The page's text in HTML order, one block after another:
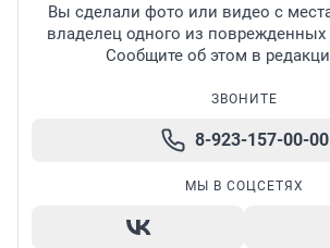
Вы сделали фото или видео с
владелец одного из
Сообщите об этом в
ЗВОНИТЕ
8-923-157-00-00
МЫ В СОЦСЕТЯХ